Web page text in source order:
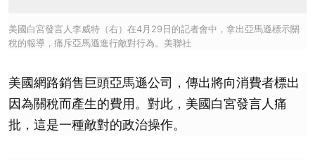
美國白宮發言人李威特（右）在4月29日的記者會中，拿出亞馬遜標示關
稅的報導，痛斥亞馬遜進行敵對行為。美聯社
美國網路銷售巨頭亞馬遜公司，傳出將向消費者標出
因為關稅而產生的費用。對此，美國白宮發言人痛
批，這是一種敵對的政治操作。